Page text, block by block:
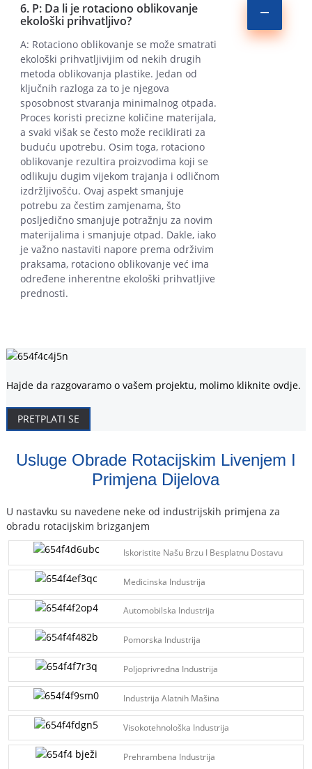
6. P: Da li je rotaciono oblikovanje
ekološki prihvatljivo?
A: Rotaciono oblikovanje se može smatrati
ekološki prihvatljivijim od nekih drugih
metoda oblikovanja plastike. Jedan od
ključnih razloga za to je njegova
sposobnost stvaranja minimalnog otpada.
Proces koristi precizne količine materijala,
a svaki višak se često može reciklirati za
buduću upotrebu. Osim toga, rotaciono
oblikovanje rezultira proizvodima koji se
odlikuju dugim vijekom trajanja i odličnom
izdržljivošću. Ovaj aspekt smanjuje
potrebu za čestim zamjenama, što
posljedično smanjuje potražnju za novim
materijalima i smanjuje otpad. Dakle, iako
je važno nastaviti napore prema održivim
praksama, rotaciono oblikovanje već ima
određene inherentne ekološki prihvatljive
prednosti.
Hajde da razgovaramo o vašem projektu, molimo kliknite ovdje.
PRETPLATI SE
Usluge Obrade Rotacijskim Livenjem I
Primjena Dijelova
U nastavku su navedene neke od industrijskih primjena za
obradu rotacijskim brizganjem
Iskoristite Našu Brzu I Besplatnu Dostavu
Medicinska Industrija
Automobilska Industrija
Pomorska Industrija
Poljoprivredna Industrija
Industrija Alatnih Mašina
Visokotehnološka Industrija
Prehrambena Industrija